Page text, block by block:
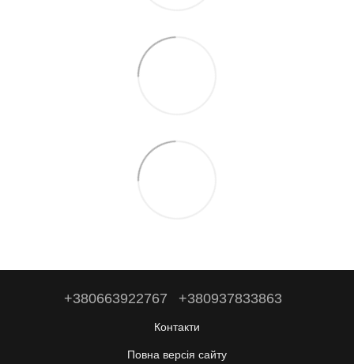
+380663922767 +380937833863
Контакти
Повна версія сайту